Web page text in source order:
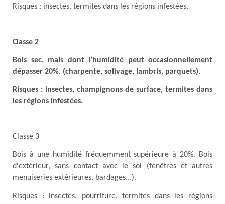
Risques : insectes, termites dans les régions infestées.
Classe 2
Bois sec, mais dont l’humidité peut occasionnellement
dépasser 20%. (charpente, solivage, lambris, parquets).
Risques : insectes, champignons de surface, termites dans
les régions infestées.
Classe 3
Bois à une humidité fréquemment supérieure à 20%. Bois
d'extérieur, sans contact avec le sol (fenêtres et autres
menuiseries extérieures, bardages...).
Risques : insectes, pourriture, termites dans les régions